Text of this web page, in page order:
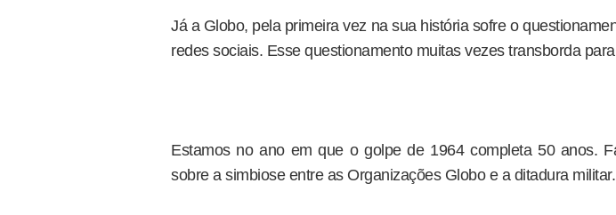
Já a Globo, pela primeira vez na sua história sofre o
redes sociais. Esse questionamento muitas vezes transborda
Estamos no ano em que o golpe de 1964 completa 50 anos.
sobre a simbiose entre as Organizações Globo e a ditadura militar.